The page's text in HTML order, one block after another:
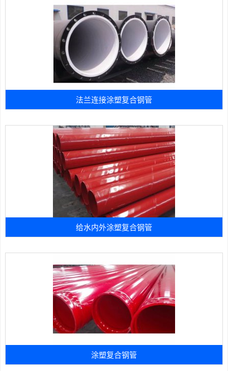
法兰连接涂塑复合钢管
给水内外涂塑复合钢管
涂塑复合钢管